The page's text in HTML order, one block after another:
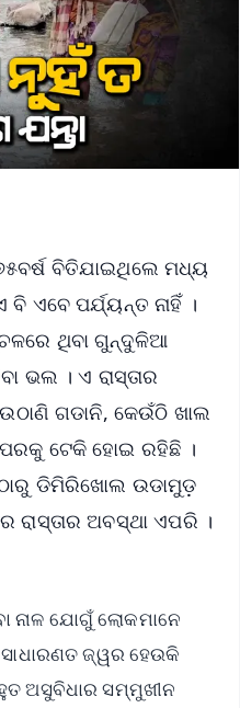
ବିତିଯାଇଥିଲେ ମଧ୍ୟ
ଏବେ ପର୍ଯ୍ୟନ୍ତ ନାହିଁ ।
ଥିବା ଗୁନ୍ଦୁଳିଆ
ଭଲ । ଏ ରାସ୍ତାର
ଉଠାଣି ଗଡାନି, କେଉଁଠି ଖାଲ
ଟେକି ହୋଇ ରହିଛି ।
ଡିମିରିଖୋଲ ଉଡାମୁଡ଼
ରାସ୍ତାର ଅବସ୍ଥା ଏପରି ।
ନାଳ ଯୋଗୁଁ ଲୋକମାନେ
ସାଧାରଣତ ଜ୍ୱର ହେଉକି
ଅସୁବିଧାର ସମ୍ମୁଖୀନ